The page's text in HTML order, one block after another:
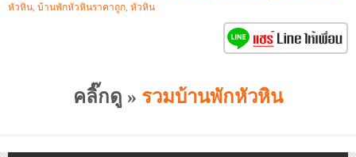
หัวหิน, บ้านพักหัวหินราคาถูก, หัวหิน
คลิ๊กดู » รวมบ้านพักหัวหิน